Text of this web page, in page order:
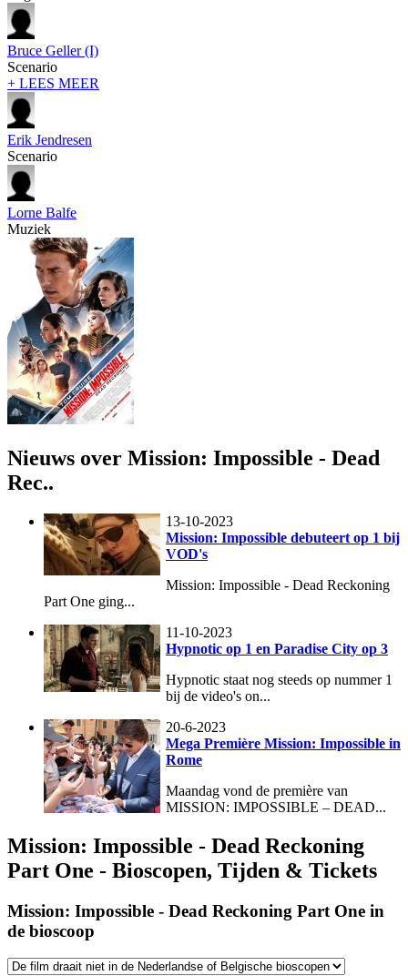
Bruce Geller (I)
Scenario
+ LEES MEER
Erik Jendresen
Scenario
Lorne Balfe
Muziek
Nieuws over Mission: Impossible - Dead
Rec..
13-10-2023
Mission: Impossible debuteert op 1 bij
VOD's
Mission: Impossible - Dead Reckoning
Part One ging...
11-10-2023
Hypnotic op 1 en Paradise City op 3
Hypnotic staat nog steeds op nummer 1
bij de video's on...
20-6-2023
Mega Première Mission: Impossible in
Rome
Maandag vond de première van
MISSION: IMPOSSIBLE – DEAD...
Mission: Impossible - Dead Reckoning
Part One - Bioscopen, Tijden & Tickets
Mission: Impossible - Dead Reckoning Part One in
de bioscoop